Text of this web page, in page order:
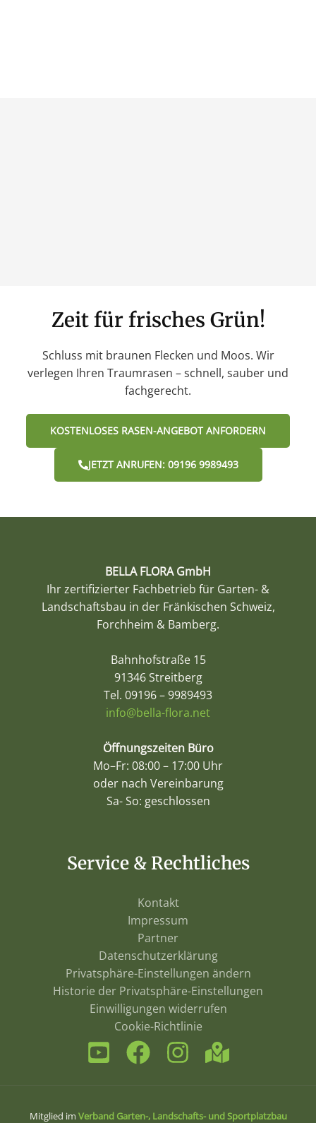
Zeit für frisches Grün!
Schluss mit braunen Flecken und Moos. Wir
verlegen Ihren Traumrasen – schnell, sauber und
fachgerecht.
KOSTENLOSES RASEN-ANGEBOT ANFORDERN
JETZT ANRUFEN: 09196 9989493
BELLA FLORA GmbH
Ihr zertifizierter Fachbetrieb für Garten- &
Landschaftsbau in der Fränkischen Schweiz,
Forchheim & Bamberg.
Bahnhofstraße 15
91346 Streitberg
Tel. 09196 – 9989493
info@bella-flora.net
Öffnungszeiten Büro
Mo–Fr: 08:00 – 17:00 Uhr
oder nach Vereinbarung
Sa- So: geschlossen
Service & Rechtliches
Kontakt
Impressum
Partner
Datenschutzerklärung
Privatsphäre-Einstellungen ändern
Historie der Privatsphäre-Einstellungen
Einwilligungen widerrufen
Cookie-Richtlinie
Mitglied im Verband Garten-, Landschafts- und Sportplatzbau